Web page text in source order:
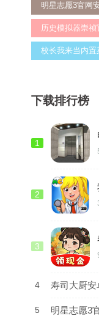
明星志愿3官网
历史模拟器崇祯
校长我来当内置
下载排行榜
1
2
3
4 寿司大厨安
5 明星志愿3